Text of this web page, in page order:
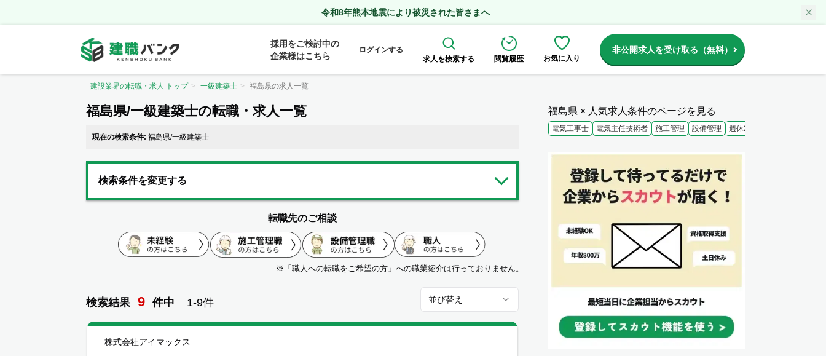
令和8年熊本地震により被災された皆さまへ
採用をご検討中の
企業様はこちら
ログインする
求人を検索する
閲覧履歴 お気に入り
非公開求人を受け取る（無料）
建設業界の転職・求人 トップ 一級建築士 福島県の求人一覧
福島県/一級建築士の転職・求人一覧
現在の検索条件: 福島県/一級建築士
検索条件を変更する
転職先のご相談
※「職人への転職をご希望の方」への職業紹介は行っておりません。
検索結果 9 件中 1-9件 並び替え
株式会社アイマックス
福島県 × 人気求人条件のページを見る
電気工事士 電気主任技術者 施工管理 設備管理 週休2日